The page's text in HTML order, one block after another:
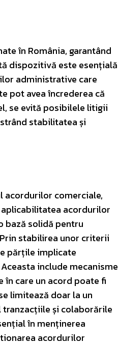
în România, garantând
dispozitivă este esențială
administrative care
pot avea încrederea că
se evită posibilele litigii
stabilitatea și
acordurilor comerciale,
acordurilor
bază solidă pentru
stabilirea unor criterii
părțile implicate
include mecanisme
în care un acord poate fi
limitează doar la un
și colaborările
în menținerea
acordurilor